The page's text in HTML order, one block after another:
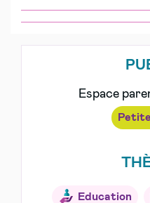
Espace
Education